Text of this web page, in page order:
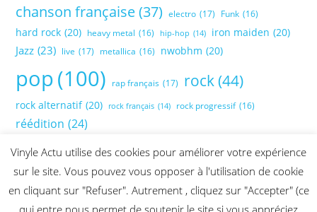
chanson française (37) electro (17) Funk (16)
hard rock (20) heavy metal (16) hip-hop (14) iron maiden (20)
Jazz (23) live (17) metallica (16) nwobhm (20)
pop(100) rap français (17) rock(44)
rock alternatif (20) rock français (14) rock progressif (16)
réédition (24)
Vinyle Actu utilise des cookies pour améliorer votre expérience
sur le site. Vous pouvez vous opposer à l'utilisation de cookie
en cliquant sur "Refuser". Autrement , cliquez sur "Accepter" (ce